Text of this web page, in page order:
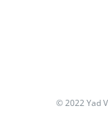
© 2022